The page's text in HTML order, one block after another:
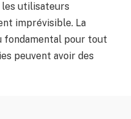
utilisateurs
imprévisible. La
fondamental pour tout
peuvent avoir des